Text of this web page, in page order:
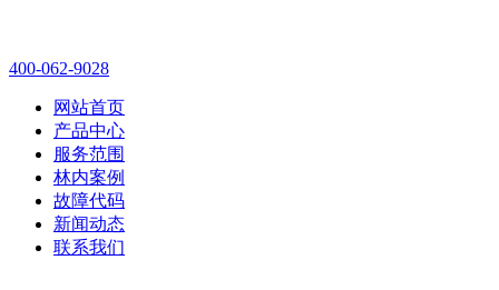
400-062-9028
网站首页
产品中心
服务范围
林内案例
故障代码
新闻动态
联系我们